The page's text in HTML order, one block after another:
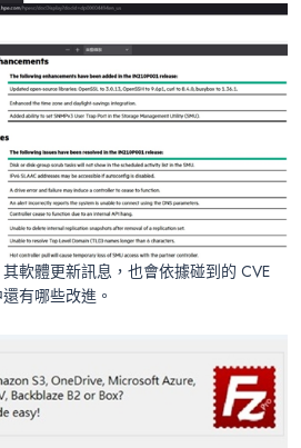
軟體更新訊息，也會依據碰到的 CVE
有哪些改進。